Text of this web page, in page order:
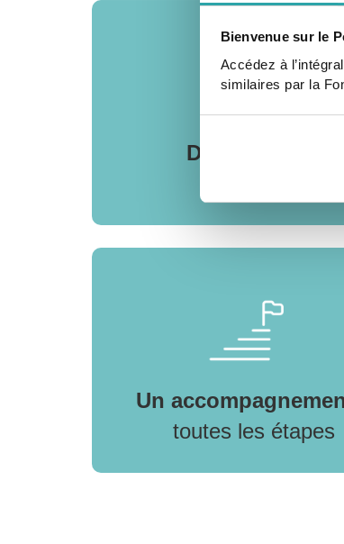
Bienvenue sur le
Accédez à
similaires par la
Des contenus
Un
toutes les étapes